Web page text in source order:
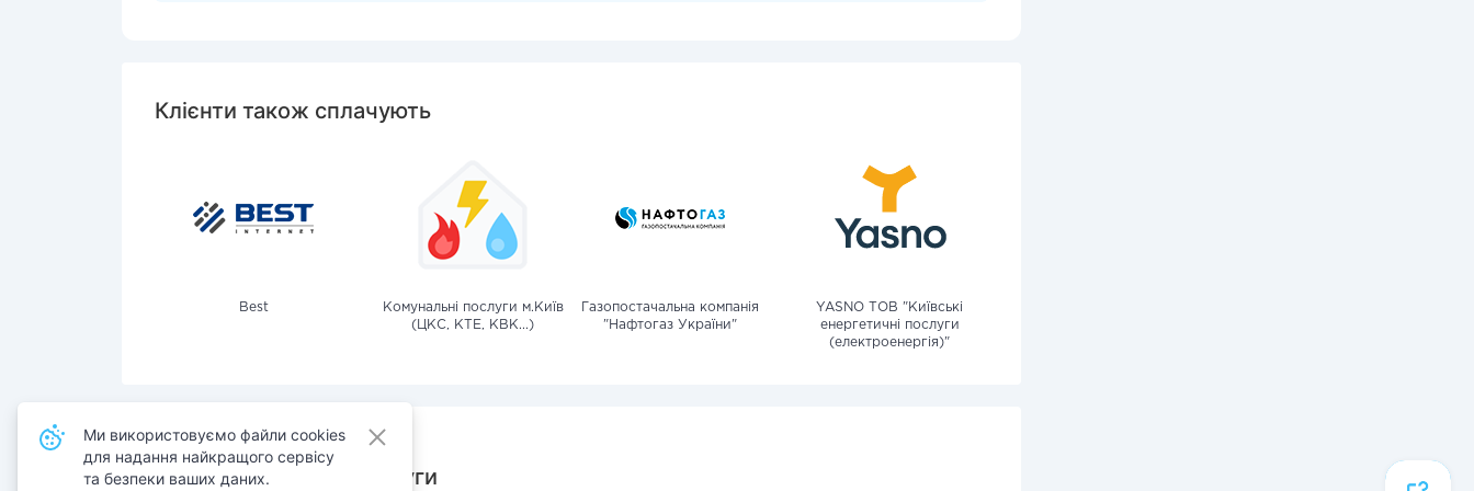
Клієнти також сплачують
Best
Комунальні послуги м.Київ
(ЦКС, КТЕ, КВК...)
Газопостачальна компанія
"Нафтогаз України"
YASNO ТОВ "Київські
енергетичні послуги
(електроенергія)"
Також сплачують послуги
Ми використовуємо файли cookies
для надання найкращого сервісу
та безпеки ваших даних.